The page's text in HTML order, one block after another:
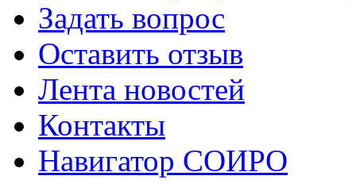
Задать вопрос
Оставить отзыв
Лента новостей
Контакты
Навигатор СОИРО